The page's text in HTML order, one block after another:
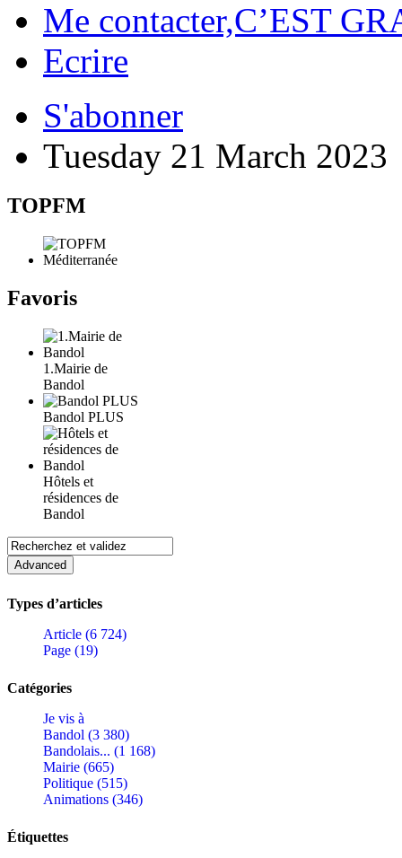
Me contacter,C’EST
Ecrire
S'abonner
Tuesday 21 March 2023
TOPFM
Favoris
1.Mairie de
Bandol
Bandol PLUS
Hôtels et
résidences de
Bandol
Types d’articles
Article (6 724)
Page (19)
Catégories
Je vis à
Bandol (3 380)
Bandolais... (1 168)
Mairie (665)
Politique (515)
Animations (346)
Étiquettes